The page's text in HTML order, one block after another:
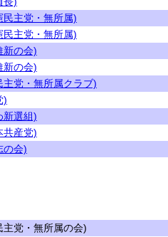
主党・無所属)
主党・無所属)
新の会)
新の会)
党・無所属クラブ)
)
新選組)
共産党)
の会)
党・無所属の会)